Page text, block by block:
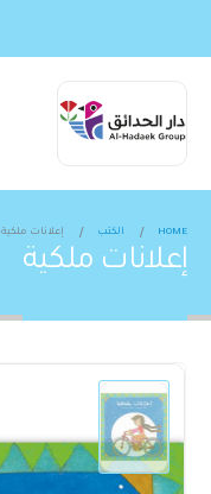
HOME الكتب إعلانات ملكية
إعلانات ملكية